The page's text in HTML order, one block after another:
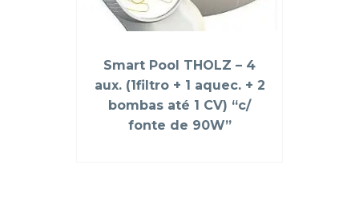
Smart Pool THOLZ – 4
aux. (1filtro + 1 aquec. + 2
bombas até 1 CV) “c/
fonte de 90W”